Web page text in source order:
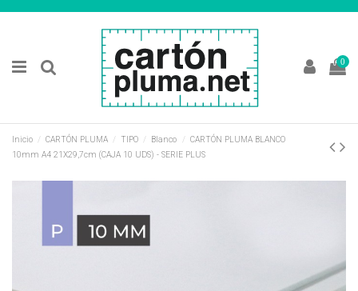
0
Inicio CARTÓN PLUMA TIPO Blanco
CARTÓN PLUMA BLANCO
10mm A4 21X29,7cm (CAJA 10 UDS) - SERIE PLUS